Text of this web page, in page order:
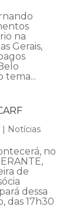
na
Gerais,
tema...
| Notícias
no
de
dessa
das 17h30